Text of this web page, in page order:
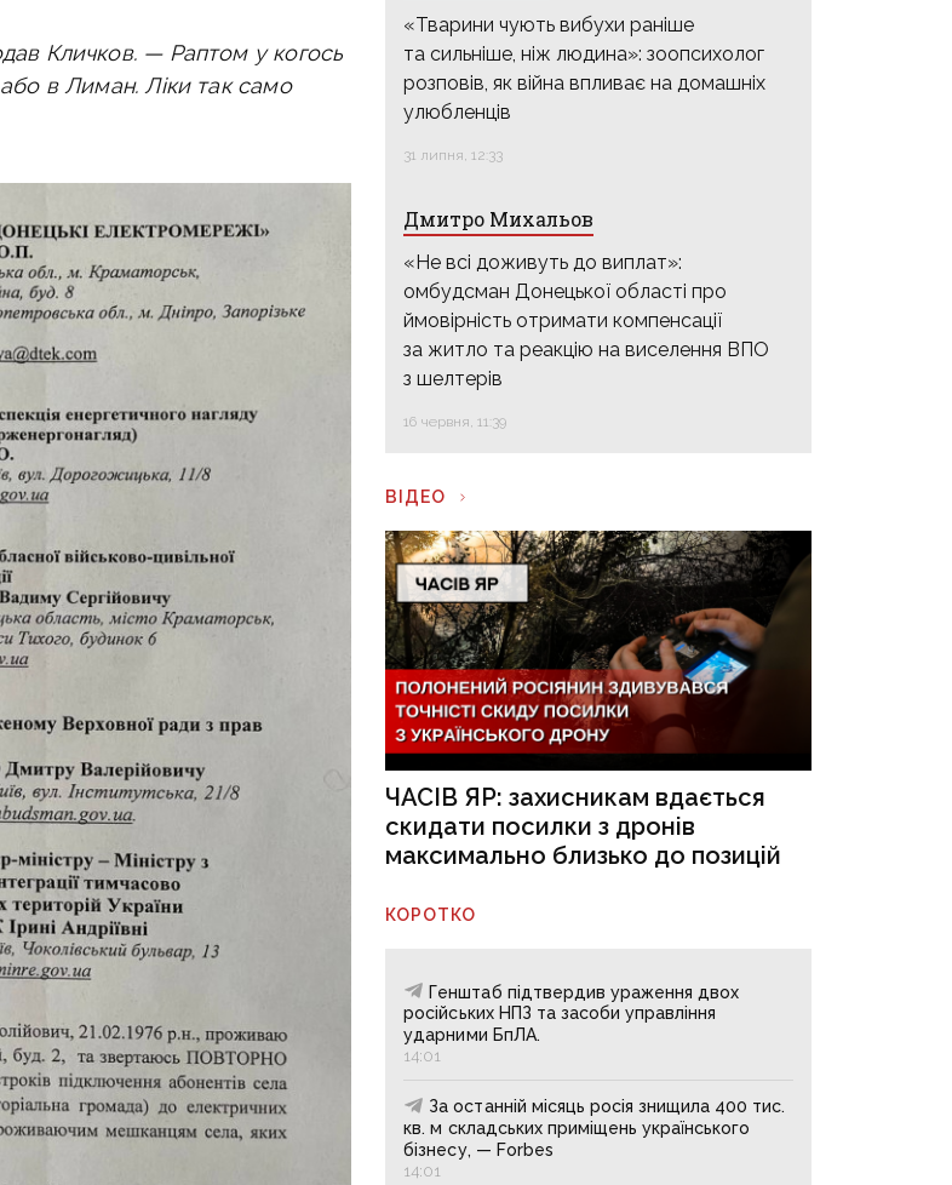
Кличков. — Раптом у когось
в Лиман. Ліки так само
«Тварини чують вибухи раніше
та сильніше, ніж людина»: зоопсихолог
розповів, як війна впливає на домашніх
улюбленців
31 липня, 12:33
Дмитро Михальов
«Не всі доживуть до виплат»:
омбудсман Донецької області про
ймовірність отримати компенсації
за житло та реакцію на виселення ВПО
з шелтерів
16 червня, 11:39
ВІДЕО
ЧАСІВ ЯР: захисникам вдається
скидати посилки з дронів
максимально близько до позицій
КОРОТКО
Генштаб підтвердив ураження двох
російських НПЗ та засоби управління
ударними БпЛА.
14:01
За останній місяць росія знищила 400 тис.
кв. м складських приміщень українського
бізнесу, — Forbes
14:01